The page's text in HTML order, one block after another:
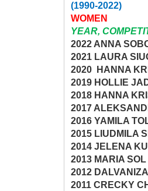
(1990-2022)
WOMEN
YEAR,
2022 ANNA
2021 LAURA
2020 HANNA
2019 HOLLIE
2018 HANNA
2017
2016 YAMILA
2015 LIUDMILA
2014 JELENA
2013 MARIA
2012
2011 CRECKY